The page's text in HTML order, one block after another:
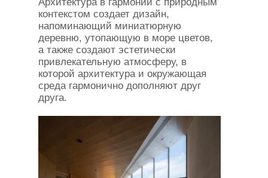
контекстом создает дизайн,
напоминающий миниатюрную
деревню, утопающую в море цветов,
а также создают эстетически
привлекательную атмосферу, в
которой архитектура и окружающая
среда гармонично дополняют друг
друга.